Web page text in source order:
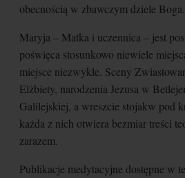
obecnością w zbawczym dziele Boga.
Maryja – Matka i uczennica – jest
poświęca stosunkowo niewiele
miejsce niezwykłe. Sceny
Elżbiety, narodzenia Jezusa w
Galilejskiej, a wreszcie stojakw pod
każda z nich otwiera bezmiar treści
zarazem.
Publikacje medytacyjne dostępne w